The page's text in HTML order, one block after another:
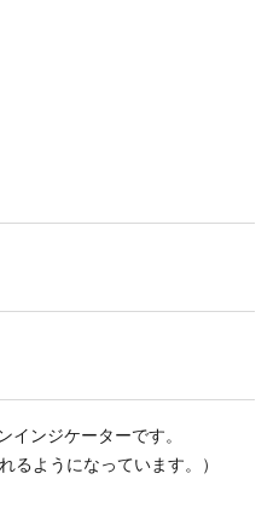
ンジケーターです。
るようになっています。）